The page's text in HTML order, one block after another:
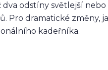
dva odstíny světlejší
Pro dramatické
kadeřníka.